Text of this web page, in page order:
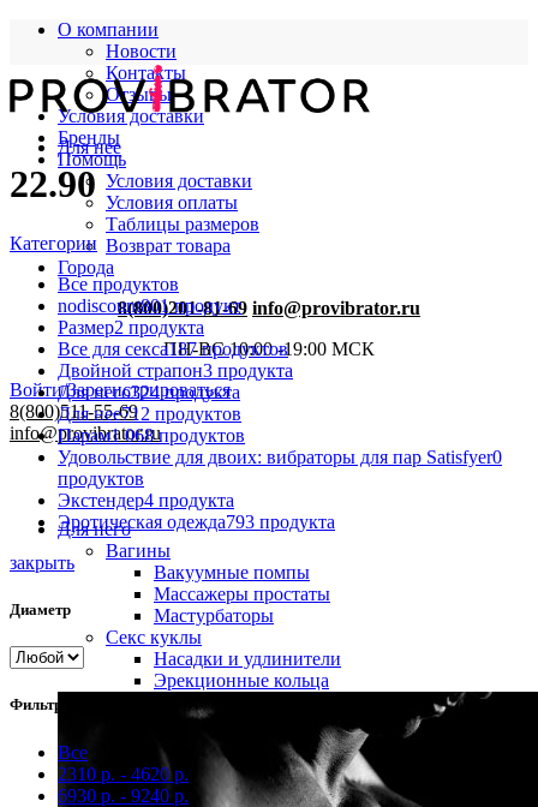
О компании
Новости
Контакты
Отзывы
Условия доставки
Бренды
Помощь
Условия доставки
Условия оплаты
Таблицы размеров
Возврат товара
Города
8(800)201-81-69 info@provibrator.ru
ПН-ВС 10:00 -19:00 МСК
Войти/Зарегистрироваться
8(800)511-55-69
info@provibrator.ru
Для нее
Для него
Вагины
Вакуумные помпы
Массажеры простаты
Мастурбаторы
Секс куклы
Насадки и удлинители
Эрекционные кольца
22.90
Категории
Все продуктов
nodiscount801 продукт
Размер2 продукта
Все для секса187 продуктов
Двойной страпон3 продукта
Для него324 продукта
Для нее712 продуктов
Парам1 068 продуктов
Удовольствие для двоих: вибраторы для пар Satisfyer0
продуктов
Экстендер4 продукта
Эротическая одежда793 продукта
закрыть
Диаметр
Фильтр по цене
Все
2310 р. - 4620 р.
6930 р. - 9240 р.